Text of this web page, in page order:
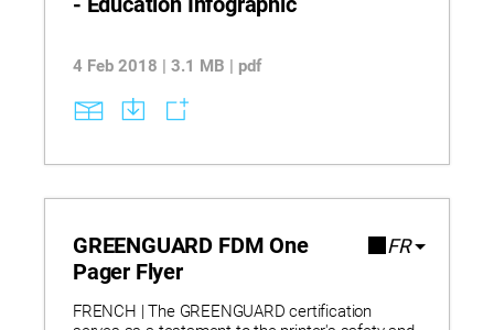
4 Feb 2018 | 3.1 MB | pdf
GREENGUARD FDM One
Pager Flyer
FR
FRENCH | The GREENGUARD certification